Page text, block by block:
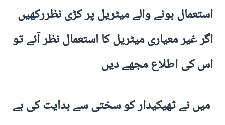
استعمال ہونے والے میٹریل پر کڑی نظررکھیں
اگر غیر معیاری میٹریل کا استعمال نظر آئے تو
اس کی اطلاع مجھے دیں
میں نے ٹھیکیدار کو سختی سے ہدایت کی ہے